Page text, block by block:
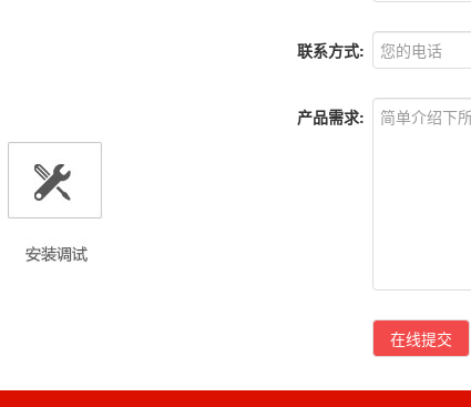
联系方式:
产品需求:
在线提交